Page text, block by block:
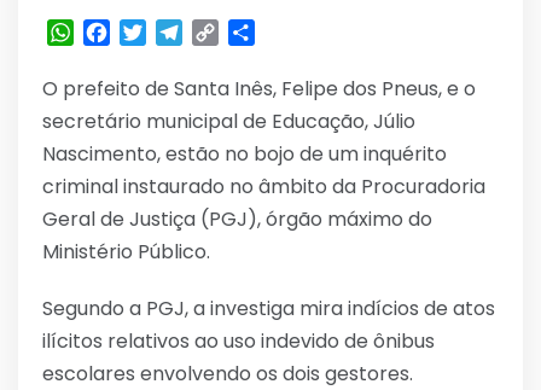
WhatsApp
Facebook
TwitterTelegram
Copy
O prefeito de Santa Inês, Felipe dos Pneus, e o
secretário municipal de Educação, Júlio
Nascimento, estão no bojo de um inquérito
criminal instaurado no âmbito da Procuradoria
Geral de Justiça (PGJ), órgão máximo do
Ministério Público.
Segundo a PGJ, a investiga mira indícios de atos
ilícitos relativos ao uso indevido de ônibus
escolares envolvendo os dois gestores.